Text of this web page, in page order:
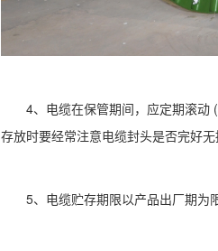
4、电缆在保管期间，应定期滚动
存放时要经常注意电缆封头是否完好无
5、电缆贮存期限以产品出厂期为